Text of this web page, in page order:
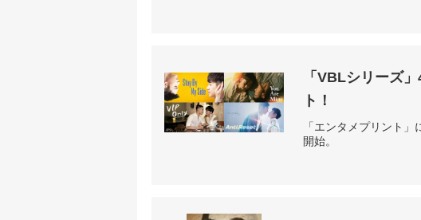
「VBLシリーズ
ト！
「エンタメプリント
開始。